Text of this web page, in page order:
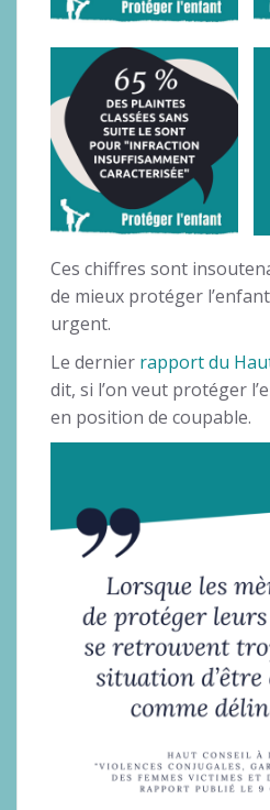
Ces chiffres sont
de mieux protéger
urgent.
Le dernier rapport du
dit, si l’on veut protéger
en position de coupable.